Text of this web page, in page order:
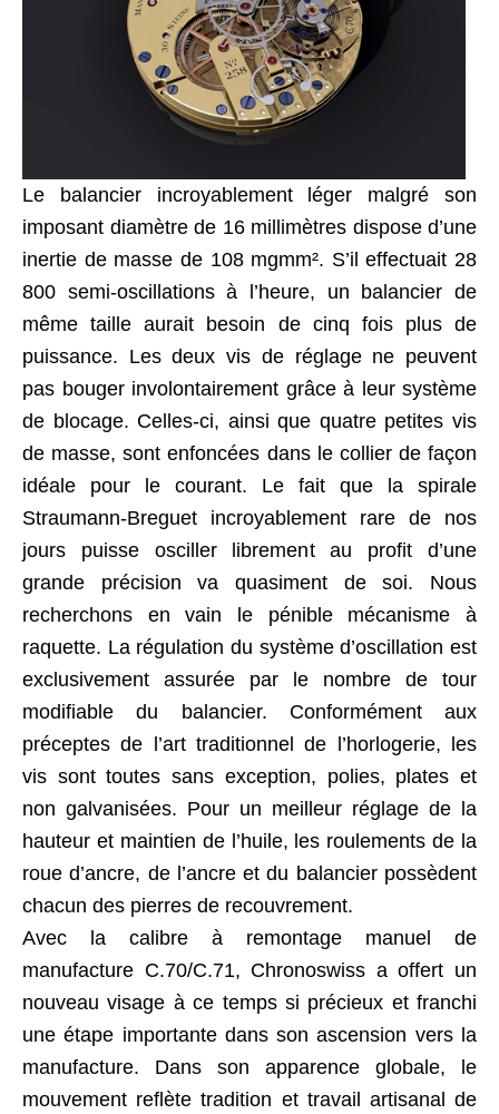
Le balancier incroyablement léger malgré son
imposant diamètre de 16 millimètres dispose d’une
inertie de masse de 108 mgmm². S’il effectuait 28
800 semi-oscillations à l’heure, un balancier de
même taille aurait besoin de cinq fois plus de
puissance. Les deux vis de réglage ne peuvent
pas bouger involontairement grâce à leur système
de blocage. Celles-ci, ainsi que quatre petites vis
de masse, sont enfoncées dans le collier de façon
idéale pour le courant. Le fait que la spirale
Straumann-Breguet incroyablement rare de nos
jours puisse osciller librement au profit d’une
grande précision va quasiment de soi. Nous
recherchons en vain le pénible mécanisme à
raquette. La régulation du système d’oscillation est
exclusivement assurée par le nombre de tour
modifiable du balancier. Conformément aux
préceptes de l’art traditionnel de l’horlogerie, les
vis sont toutes sans exception, polies, plates et
non galvanisées. Pour un meilleur réglage de la
hauteur et maintien de l’huile, les roulements de la
roue d’ancre, de l’ancre et du balancier possèdent
chacun des pierres de recouvrement.
Avec la calibre à remontage manuel de
manufacture C.70/C.71, Chronoswiss a offert un
nouveau visage à ce temps si précieux et franchi
une étape importante dans son ascension vers la
manufacture. Dans son apparence globale, le
mouvement reflète tradition et travail artisanal de